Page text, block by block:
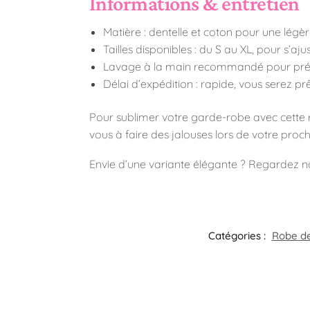
Matière : dentelle et coton pour une
Tailles disponibles : du S au XL, pour
Lavage à la main recommandé pour
Délai d’expédition : rapide, vous serez
Pour sublimer votre garde-robe avec cette
vous à faire des jalouses lors de votre
Envie d’une variante élégante ? Regardez
Catégories : Robe